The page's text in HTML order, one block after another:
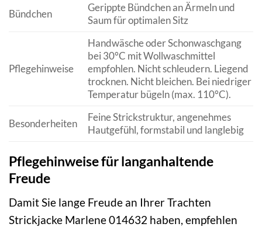
Bündchen
Gerippte Bündchen an Ärmeln und
Saum für optimalen Sitz
Pflegehinweise
Handwäsche oder Schonwaschgang
bei 30°C mit Wollwaschmittel
empfohlen. Nicht schleudern. Liegend
trocknen. Nicht bleichen. Bei niedriger
Temperatur bügeln (max. 110°C).
Besonderheiten
Feine Strickstruktur, angenehmes
Hautgefühl, formstabil und langlebig
Pflegehinweise für langanhaltende
Freude
Damit Sie lange Freude an Ihrer Trachten
Strickjacke Marlene 014632 haben, empfehlen